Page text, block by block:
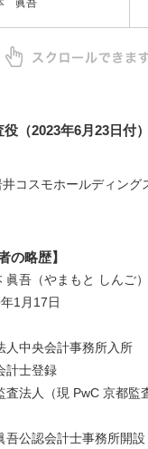
眞吾
（2023年6月23日付）
井コスモホールディン
の略歴】
やまもと しんご）
月17日
中央会計事務所入所
計士登録
法人（現 PwC 京都監
公認会計士事務所開設